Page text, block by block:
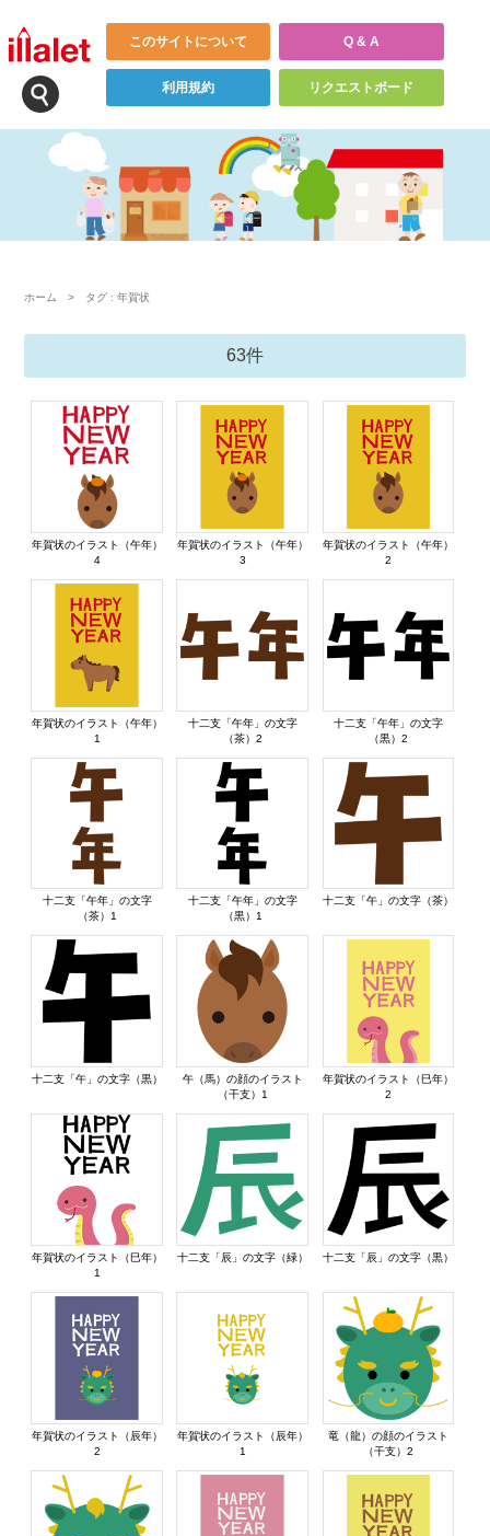
このサイトについて Q & A
利用規約 リクエストボード
ホーム > タグ : 年賀状
63件
年賀状のイラスト（午年）
4
年賀状のイラスト（午年）
3
年賀状のイラスト（午年）
2
年賀状のイラスト（午年）
1
十二支「午年」の文字
（茶）2
十二支「午年」の文字
（黒）2
十二支「午年」の文字
（茶）1
十二支「午年」の文字
（黒）1
十二支「午」の文字（茶）
十二支「午」の文字（黒）
午（馬）の顔のイラスト
（干支）1
年賀状のイラスト（巳年）
2
年賀状のイラスト（巳年）
1
十二支「辰」の文字（緑） 十二支「辰」の文字（黒）
年賀状のイラスト（辰年）
2
年賀状のイラスト（辰年）
1
竜（龍）の顔のイラスト
（干支）2